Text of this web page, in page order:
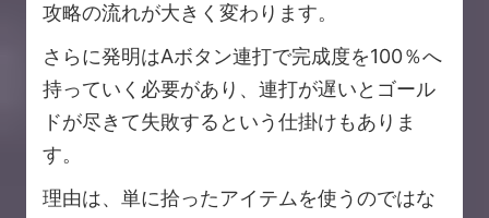
攻略の流れが大きく変わります。
さらに発明はAボタン連打で完成度を100％へ
持っていく必要があり、連打が遅いとゴール
ドが尽きて失敗するという仕掛けもありま
す。
理由は、単に拾ったアイテムを使うのではな